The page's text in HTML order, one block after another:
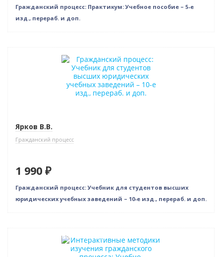
Гражданский процесс: Практикум: Учебное пособие – 5-е
изд., перераб. и доп.
Ярков В.В.
Гражданский процесс
1 990 ₽
Гражданский процесс: Учебник для студентов высших
юридических учебных заведений – 10-е изд., перераб. и доп.
Индивидуальный подход